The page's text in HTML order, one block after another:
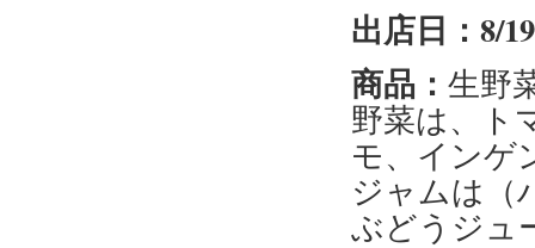
出店日：8/
商品： 生野
野菜は、ト
モ、インゲ
ジャムは（
ぶどうジュ